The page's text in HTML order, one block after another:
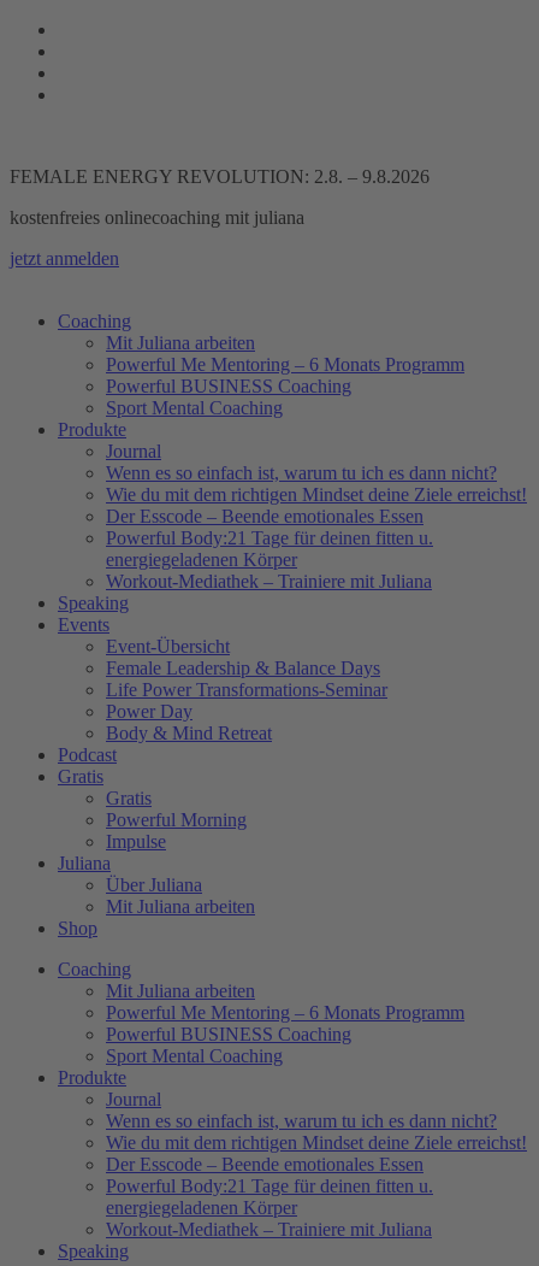
Zum
Inhalt
springen
FEMALE ENERGY REVOLUTION: 2.8. – 9.8.2026
kostenfreies onlinecoaching mit juliana
jetzt anmelden
Coaching
Mit Juliana arbeiten
Powerful Me Mentoring – 6 Monats Programm
Powerful BUSINESS Coaching
Sport Mental Coaching
Produkte
Journal
Wenn es so einfach ist, warum tu ich es dann nicht?
Wie du mit dem richtigen Mindset deine Ziele erreichst!
Der Esscode – Beende emotionales Essen
Powerful Body:21 Tage für deinen fitten u.
energiegeladenen Körper
Workout-Mediathek – Trainiere mit Juliana
Speaking
Events
Event-Übersicht
Female Leadership & Balance Days
Life Power Transformations-Seminar
Power Day
Body & Mind Retreat
Podcast
Gratis
Gratis
Powerful Morning
Impulse
Juliana
Über Juliana
Mit Juliana arbeiten
Shop
Coaching
Mit Juliana arbeiten
Powerful Me Mentoring – 6 Monats Programm
Powerful BUSINESS Coaching
Sport Mental Coaching
Produkte
Journal
Wenn es so einfach ist, warum tu ich es dann nicht?
Wie du mit dem richtigen Mindset deine Ziele erreichst!
Der Esscode – Beende emotionales Essen
Powerful Body:21 Tage für deinen fitten u.
energiegeladenen Körper
Workout-Mediathek – Trainiere mit Juliana
Speaking